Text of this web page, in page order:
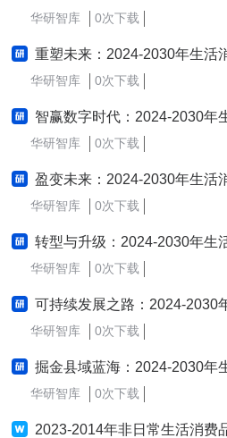
华研智库 0次下载
重塑未来：2024-2030年生活消费品展览
华研智库 0次下载
智赢数字时代：2024-2030年生活消费品展
华研智库 0次下载
盈变未来：2024-2030年生活消费品展览行业
华研智库 0次下载
转型与升级：2024-2030年生活消费品展览企业数
华研智库 0次下载
可持续发展之路：2024-2030年生活消费品展览
华研智库 0次下载
掘金县域蓝海：2024-2030年生活消费品展览企业县
华研智库 0次下载
2023-2014年非日常生活消费品行业(GICSⅠ)比率、现金流